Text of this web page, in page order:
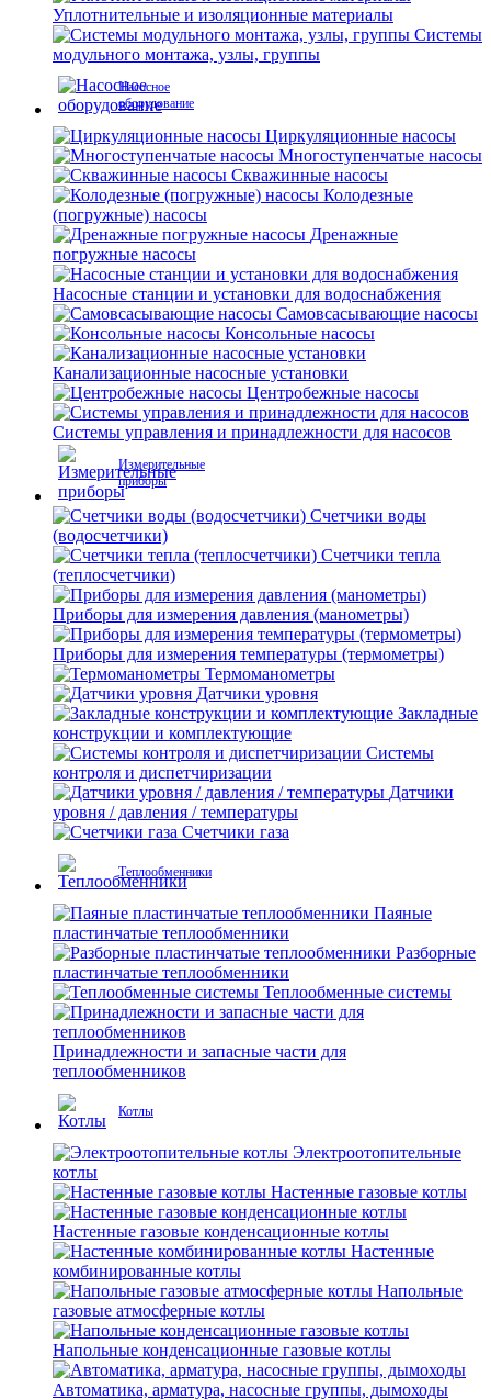
Уплотнительные и изоляционные материалы
Системы
модульного монтажа, узлы, группы
Насосное
оборудование
Циркуляционные насосы
Многоступенчатые насосы
Скважинные насосы
Колодезные
(погружные) насосы
Дренажные
погружные насосы
Насосные станции и установки для водоснабжения
Самовсасывающие насосы
Консольные насосы
Канализационные насосные установки
Центробежные насосы
Системы управления и принадлежности для насосов
Измерительные
приборы
Счетчики воды
(водосчетчики)
Счетчики тепла
(теплосчетчики)
Приборы для измерения давления (манометры)
Приборы для измерения температуры (термометры)
Термоманометры
Датчики уровня
Закладные
конструкции и комплектующие
Системы
контроля и диспетчиризации
Датчики
уровня / давления / температуры
Счетчики газа
Теплообменники
Паяные
пластинчатые теплообменники
Разборные
пластинчатые теплообменники
Теплообменные системы
Принадлежности и запасные части для
теплообменников
Котлы
Электроотопительные
котлы
Настенные газовые котлы
Настенные газовые конденсационные котлы
Настенные
комбинированные котлы
Напольные
газовые атмосферные котлы
Напольные конденсационные газовые котлы
Автоматика, арматура, насосные группы, дымоходы